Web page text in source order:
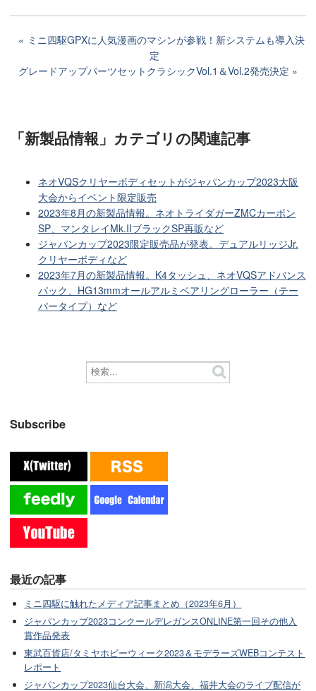
ミニ四駆GPXに人気漫画のマシンが参戦！新システムも導入決
定
グレードアップパーツセットクラシックVol.1＆Vol.2発売決定
「新製品情報」カテゴリの関連記事
ネオVQSクリヤーボディセットがジャパンカップ2023大阪
大会からイベント限定販売
2023年8月の新製品情報。ネオトライダガーZMCカーボン
SP、マンタレイMk.IIブラックSP再販など
ジャパンカップ2023限定販売品が発表。デュアルリッジJr.
クリヤーボディなど
2023年7月の新製品情報。K4タッシュ、ネオVQSアドバンス
パック、HG13mmオールアルミベアリングローラー（テー
パータイプ）など
Subscribe
最近の記事
ミニ四駆に触れたメディア記事まとめ（2023年6月）
ジャパンカップ2023コンクールデレガンスONLINE第一回その他入
賞作品発表
東武百貨店/タミヤホビーウィーク2023＆モデラーズWEBコンテスト
レポート
ジャパンカップ2023仙台大会、新潟大会、福井大会のライブ配信が